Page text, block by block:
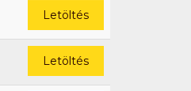
Letöltés
Letöltés